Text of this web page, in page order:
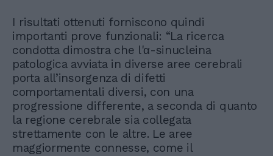
I risultati ottenuti forniscono quindi
importanti prove funzionali: “La ricerca
condotta dimostra che l'α-sinucleina
patologica avviata in diverse aree cerebrali
porta all’insorgenza di difetti
comportamentali diversi, con una
progressione differente, a seconda di quanto
la regione cerebrale sia collegata
strettamente con le altre. Le aree
maggiormente connesse, come il